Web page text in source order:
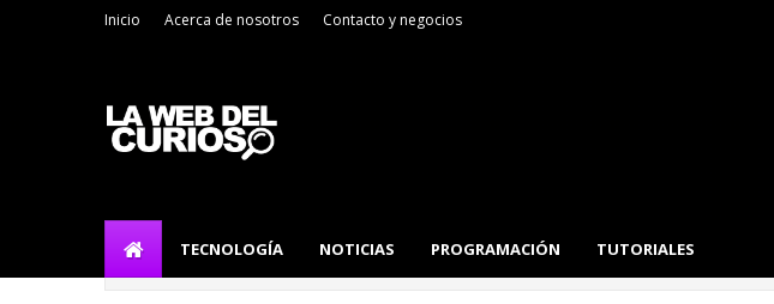
Inicio Acerca de nosotros Contacto y negocios
TECNOLOGÍA NOTICIAS PROGRAMACIÓN TUTORIALES